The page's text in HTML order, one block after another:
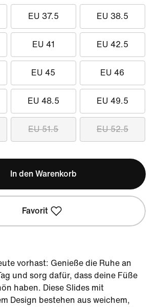
EU 37.5 EU 38.5
EU 41 EU 42.5
EU 45 EU 46
EU 48.5 EU 49.5
EU 51.5 EU 52.5
In den Warenkorb
Favorit
vorhast: Genieße die Ruhe an
und sorg dafür, dass deine Füße
haben. Diese Slides mit
Design bestehen aus weichem,